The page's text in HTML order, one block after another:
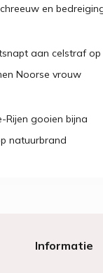
en
aan celstraf op
Noorse vrouw
Rijen gooien bijna
natuurbrand
Informatie